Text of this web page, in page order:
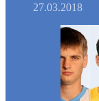
27.03.2018